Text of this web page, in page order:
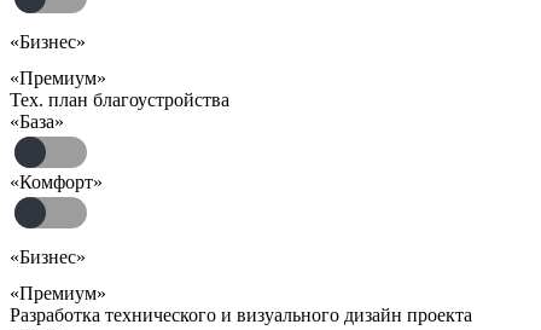
«Бизнес»
«Премиум»
Тех. план благоустройства
«База»
«Комфорт»
«Бизнес»
«Премиум»
Разработка технического и визуального дизайн проекта